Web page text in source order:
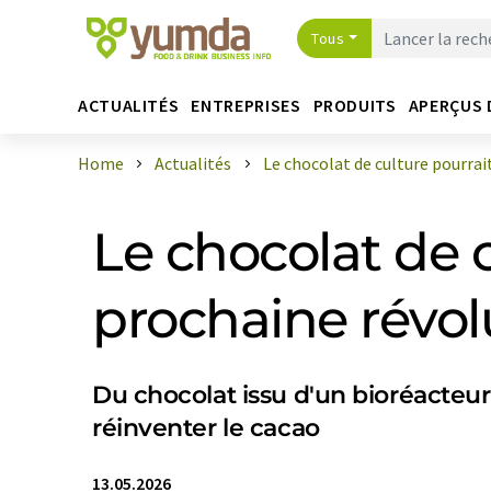
Tous
ACTUALITÉS ENTREPRISES PRODUITS APERÇUS
Home Actualités Le chocolat de culture
Le chocolat de
prochaine
Du chocolat issu d'un
réinventer le cacao
13.05.2026